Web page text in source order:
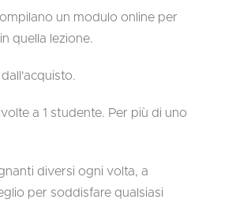
un modulo online per
quella lezione.
a 1 studente. Per più di uno
diversi ogni volta, a
per soddisfare qualsiasi